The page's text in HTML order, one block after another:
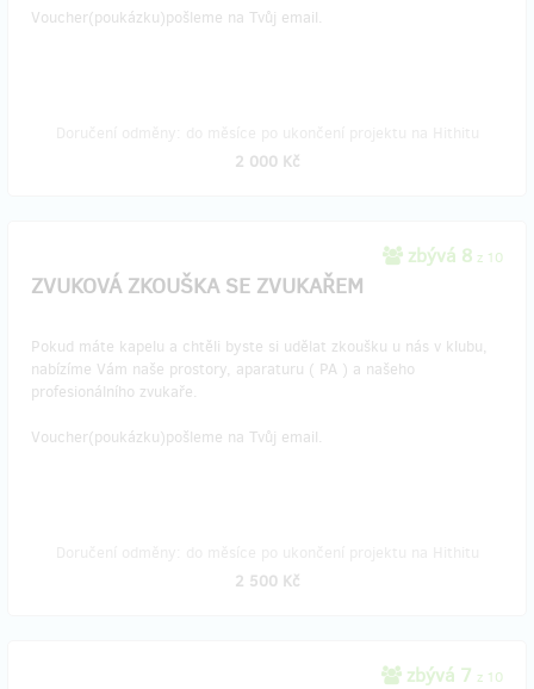
Voucher(poukázku)pošleme na Tvůj email.
2 000 Kč
zbývá 8 z 10
ZVUKOVÁ ZKOUŠKA SE ZVUKAŘEM
Pokud máte kapelu a chtěli byste si udělat zkoušku u nás v klubu,
nabízíme Vám naše prostory, aparaturu ( PA ) a našeho
profesionálního zvukaře.
Voucher(poukázku)pošleme na Tvůj email.
2 500 Kč
zbývá 7 z 10